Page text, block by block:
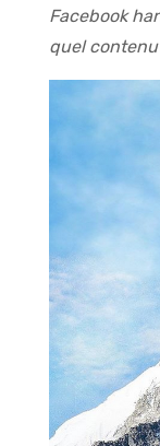
Facebook
quel